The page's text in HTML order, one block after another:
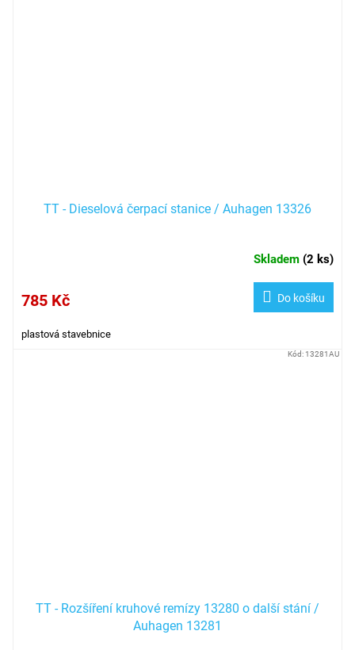
TT - Dieselová čerpací stanice / Auhagen 13326
Skladem (2 ks)
785 Kč Do košíku
plastová stavebnice
TT - Rozšíření kruhové remízy 13280 o další stání /
Auhagen 13281
Kód: 13281AU